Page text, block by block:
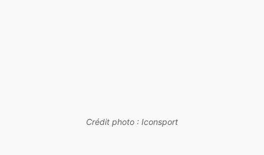
Crédit photo : Iconsport